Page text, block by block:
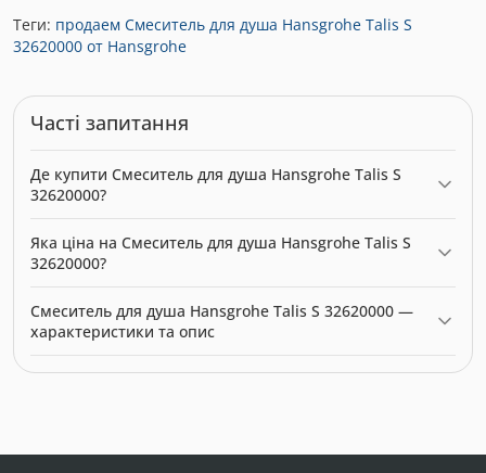
Теги: продаем Смеситель для душа Hansgrohe Talis S
32620000 от Hansgrohe
Часті запитання
Де купити Смеситель для душа Hansgrohe Talis S
32620000?
в нашому інтернет-магазині за ціною 12005.00 грн. Категорія:
Яка ціна на Смеситель для душа Hansgrohe Talis S
32620000?
32620000 — 12005.00 грн. Виробник: Hansgrohe.
Смеситель для душа Hansgrohe Talis S 32620000 —
характеристики та опис